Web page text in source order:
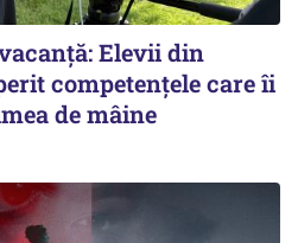
Elevii din
competențele care îi
de mâine